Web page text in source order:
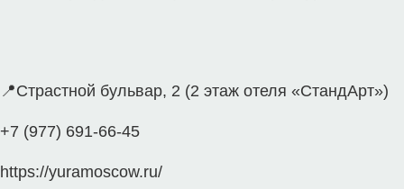
📍Страстной бульвар, 2 (2 этаж отеля «СтандАрт»)
+7 (977) 691-66-45
https://yuramoscow.ru/